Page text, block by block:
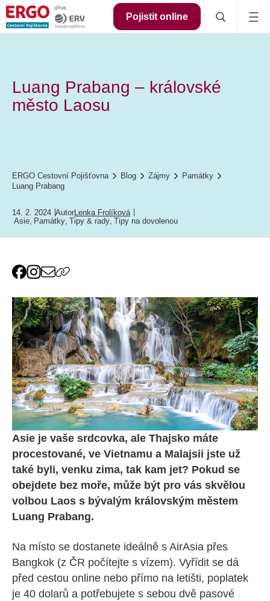
Pojistit online
Luang Prabang – královské
město Laosu
ERGO Cestovní Pojišťovna Blog Zájmy
Památky
Luang Prabang
14. 2. 2024 AutorLenka Frolíková
Asie, Památky, Tipy & rady, Tipy na dovolenou
Asie je vaše srdcovka, ale Thajsko máte
procestované, ve Vietnamu a Malajsii jste už
také byli, venku zima, tak kam jet? Pokud se
obejdete bez moře, může být pro vás skvělou
volbou Laos s bývalým královským městem
Luang Prabang.
Na místo se dostanete ideálně s AirAsia přes
Bangkok (z ČR počítejte s vízem). Vyřídit se dá
před cestou online nebo přímo na letišti, poplatek
je 40 dolarů a potřebujete s sebou dvě pasové